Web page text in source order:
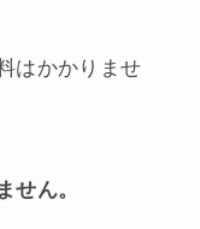
はかかりませ
せん。